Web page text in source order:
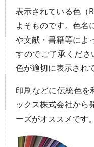
表示されている色（
よそものです。色名
や文献・書籍等によ
すのでご了承くださ
色が適切に表示され
印刷などに伝統色を
ックス株式会社から
ーズがオススメです。